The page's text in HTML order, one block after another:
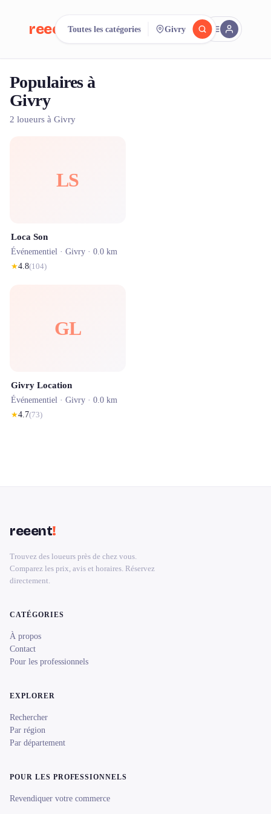
reeent! EN
Cherchez.
Toutes les catégories Givry
Populaires à
Givry
2 loueurs à Givry
LS
Loca Son
Événementiel · Givry · 0.0 km
★4.8(104)
GL
Givry Location
Événementiel · Givry · 0.0 km
★4.7(73)
reeent!
Trouvez des loueurs près de chez vous.
Comparez les prix, avis et horaires. Réservez
directement.
CATÉGORIES
À propos
Contact
Pour les professionnels
EXPLORER
Rechercher
Par région
Par département
POUR LES PROFESSIONNELS
Revendiquer votre commerce